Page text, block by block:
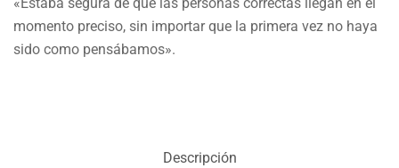
momento preciso, sin importar que la primera vez no haya
sido como pensábamos».
Descripción